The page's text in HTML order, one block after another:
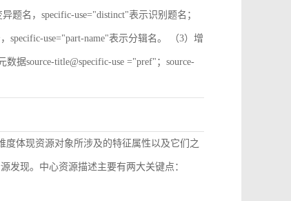
题名，specific-use="distinct"表示识别题名；
specific-use="part-name"表示分辑名。 （3）增
据source-title@specific-use ="pref"；source-
体现资源对象所涉及的特征属性以及它们之
发现。中心资源描述主要有两大关键点：